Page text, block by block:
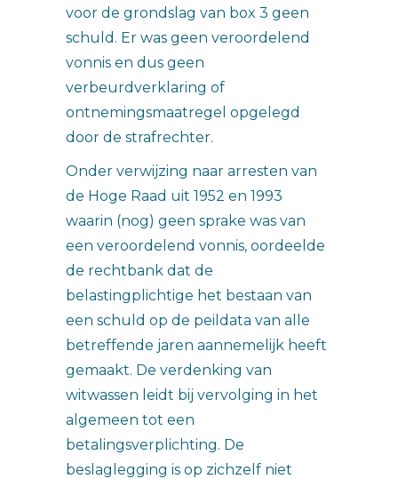
voor de grondslag van box 3 geen
schuld. Er was geen veroordelend
vonnis en dus geen
verbeurdverklaring of
ontnemingsmaatregel opgelegd
door de strafrechter.
Onder verwijzing naar arresten van
de Hoge Raad uit 1952 en 1993
waarin (nog) geen sprake was van
een veroordelend vonnis, oordeelde
de rechtbank dat de
belastingplichtige het bestaan van
een schuld op de peildata van alle
betreffende jaren aannemelijk heeft
gemaakt. De verdenking van
witwassen leidt bij vervolging in het
algemeen tot een
betalingsverplichting. De
beslaglegging is op zichzelf niet